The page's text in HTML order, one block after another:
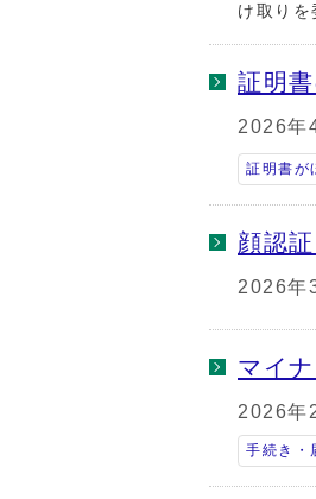
け取りを
証明
2026年
証明書が
顔認
2026年
マイ
2026年
手続き・